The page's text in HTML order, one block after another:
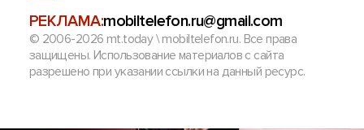
РЕКЛАМА:mobiltelefon.ru@gmail.com
© 2006-2026 mt.today \ mobiltelefon.ru. Все права
защищены. Использование материалов с сайта
разрешено при указании ссылки на данный ресурс.